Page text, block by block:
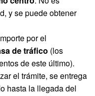
y se puede obtener
por el
de tráfico (los
de este último).
el trámite, se entrega
hasta la llegada del